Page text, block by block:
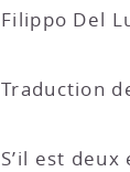
Filippo Del
Traduction
S’il est